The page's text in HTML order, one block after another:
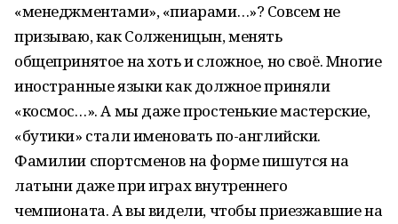
«менеджментами», «пиарами…»? Совсем не
призываю, как Солженицын, менять
общепринятое на хоть и сложное, но своё. Многие
иностранные языки как должное приняли
«космос…». А мы даже простенькие мастерские,
«бутики» стали именовать по-английски.
Фамилии спортсменов на форме пишутся на
латыни даже при играх внутреннего
чемпионата. А вы видели, чтобы приезжавшие на